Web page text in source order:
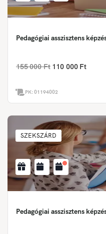
Pedagógiai asszisztens
155 000 Ft 110 000 Ft
PK:01194002
SZEKSZÁRD
Pedagógiai asszisztens